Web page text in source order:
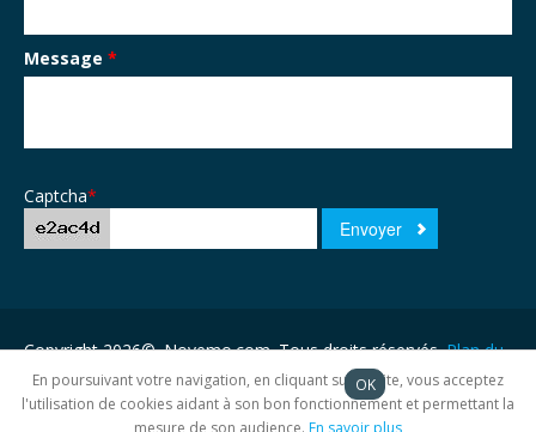
Message *
Captcha*
Copyright 2026©. Novemo.com. Tous droits réservés.Plan du
site
En poursuivant votre navigation, en cliquant sur ce site, vous acceptez
l'utilisation de cookies aidant à son bon fonctionnement et permettant la
mesure de son audience. En savoir plus
OK